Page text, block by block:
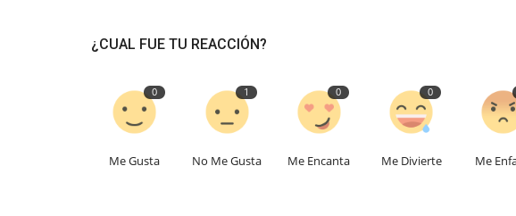
¿CUAL FUE TU REACCIÓN?
0
Me Gusta
1
No Me Gusta
0
Me Encanta
0
Me Divierte Me